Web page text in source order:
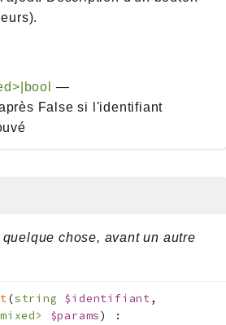
—
False si l'identifiant
chose, avant un autre
(string $identifiant,
$params)
: